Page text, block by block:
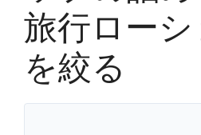
旅行ロー
を絞る